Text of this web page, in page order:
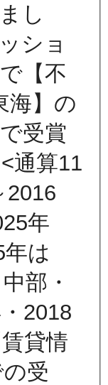
し
ショ
【不
海】の
受賞
通算11
年
年は
部・
2018
貸情
受